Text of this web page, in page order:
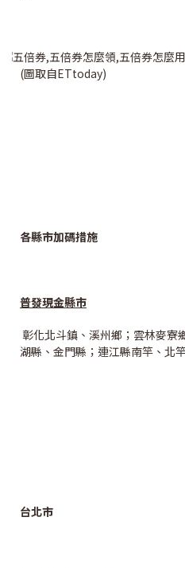
(圖取自ETtoday)
各縣市加碼措施
普發現金縣市
彰化北斗鎮、溪州鄉；雲林麥寮
湖縣、金門縣；連江縣南竿、北
台北市